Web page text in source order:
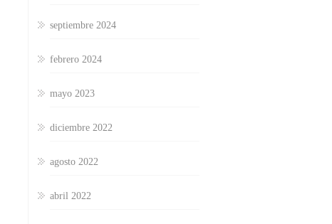
septiembre 2024
febrero 2024
mayo 2023
diciembre 2022
agosto 2022
abril 2022